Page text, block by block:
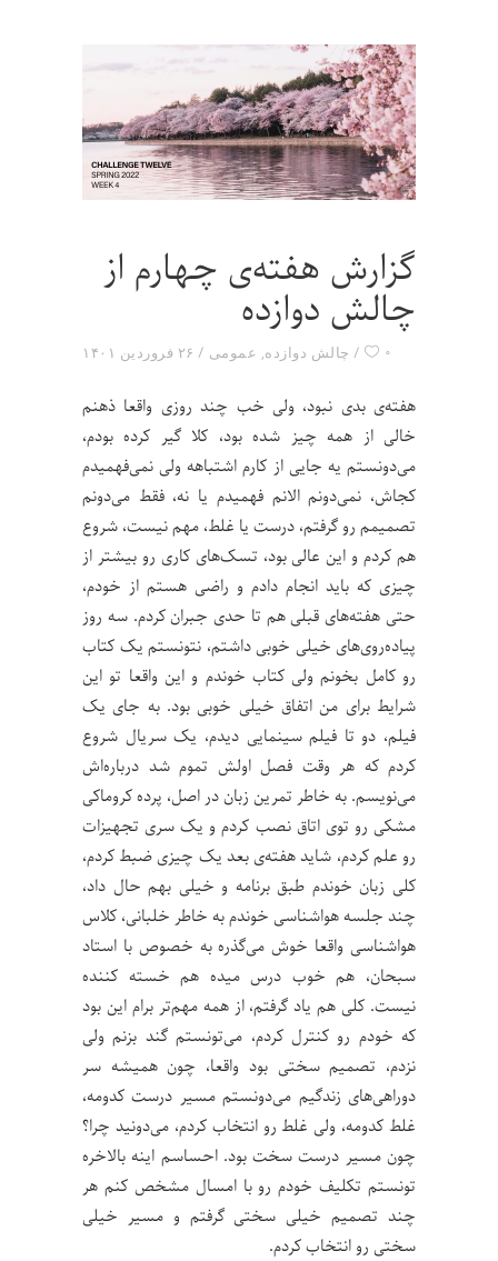
گزارش هفته‌ی چهارم از
چالش دوازده
۲۶ فروردین ۱۴۰۱ چالش دوازده, عمومی ۰
هفته‌ی بدی نبود، ولی خب چند روزی واقعا ذهنم
خالی از همه چیز شده بود، کلا گیر کرده بودم،
می‌دونستم یه جایی از کارم اشتباهه ولی نمی‌فهمیدم
کجاش، نمی‌دونم الانم فهمیدم یا نه، فقط می‌دونم
تصمیمم رو گرفتم، درست یا غلط، مهم نیست، شروع
هم کردم و این عالی بود، تسک‌های کاری رو بیشتر از
چیزی که باید انجام دادم و راضی هستم از خودم،
حتی هفته‌های قبلی هم تا حدی جبران کردم. سه روز
پیاده‌روی‌های خیلی خوبی داشتم، نتونستم یک کتاب
رو کامل بخونم ولی کتاب خوندم و این واقعا تو این
شرایط برای من اتفاق خیلی خوبی بود. به جای یک
فیلم، دو تا فیلم سینمایی دیدم، یک سریال شروع
کردم که هر وقت فصل اولش تموم شد درباره‌اش
می‌نویسم. به خاطر تمرین زبان در اصل، پرده‌ کروماکی
مشکی رو توی اتاق نصب کردم و یک سری تجهیزات
رو علم کردم، شاید هفته‌ی بعد یک چیزی ضبط کردم،
کلی زبان خوندم طبق برنامه و خیلی بهم حال داد،
چند جلسه هواشناسی خوندم به خاطر خلبانی، کلاس
هواشناسی واقعا خوش می‌گذره به خصوص با استاد
سبحان، هم خوب درس میده هم خسته کننده
نیست. کلی هم یاد گرفتم، از همه مهم‌تر برام این بود
که خودم رو کنترل کردم، می‌تونستم گند بزنم ولی
نزدم، تصمیم سختی بود واقعا، چون همیشه سر
دوراهی‌های زندگیم می‌دونستم مسیر درست کدومه،
غلط کدومه، ولی غلط رو انتخاب کردم، می‌دونید چرا؟
چون مسیر درست سخت بود. احساسم اینه بالاخره
تونستم تکلیف خودم رو با امسال مشخص کنم هر
چند تصمیم خیلی سختی گرفتم و مسیر خیلی
سختی رو انتخاب کردم.